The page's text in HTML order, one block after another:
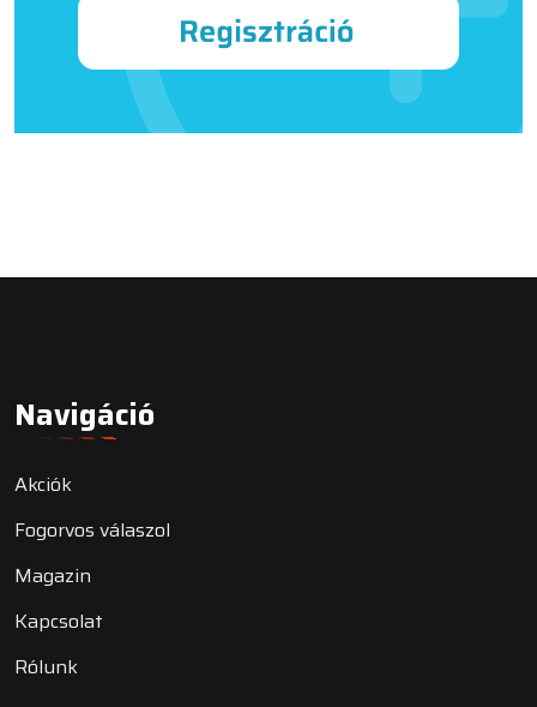
Navigáció
Akciók
Fogorvos válaszol
Magazin
Kapcsolat
Rólunk